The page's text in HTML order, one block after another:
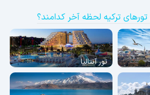
ترکیه لحظه آخر کدامند؟
تور آنتالیا